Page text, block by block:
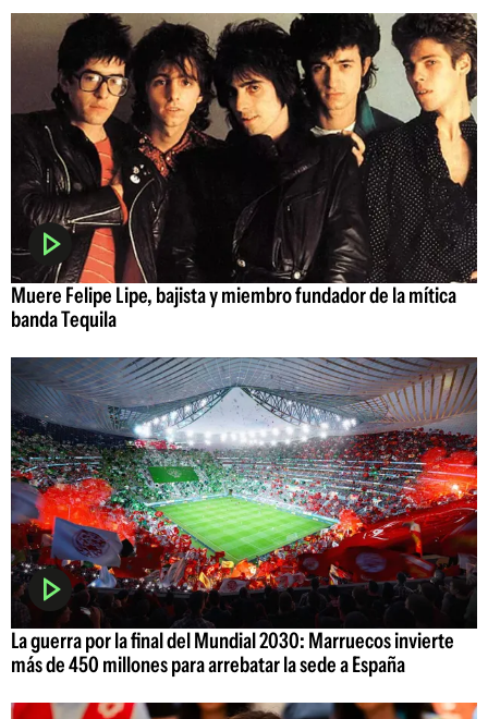
Muere Felipe Lipe, bajista y miembro fundador de la mítica
banda Tequila
La guerra por la final del Mundial 2030: Marruecos invierte
más de 450 millones para arrebatar la sede a España